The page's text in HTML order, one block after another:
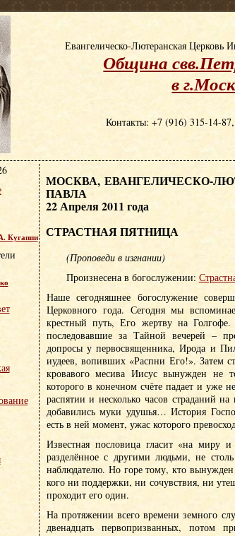
Евангелическо-Лютеранская Церковь
Община
в
Контакты: +7 (916) 315-14-
МОСКВА, ЕВАНГЕЛИЧЕСКО-
ПАВЛА
22 Апреля 2011 года
СТРАСТНАЯ ПЯТНИЦА
(Проповеди в изгнании)
Произнесена в богослужении:
Наше сегодняшнее богослужение
Церковного года. Сегодня мы
крестный путь, Его жертву на
последовавшие за Тайной вечерей –
допросы у первосвященника, Ирода и
иудеев, вопивших «Распни Его!». Затем
кровавого месива Иисус вынужден не
которого в конечном счёте падает и уже
распятии и несколько часов страданий
добавились муки удушья… История
есть в ней момент, ужас которого
Известная пословица гласит «на миру
разделённое с другими людьми, не
наблюдателю. Но горе тому, кто
кого ни поддержки, ни сочувствия, ни
проходит его один.
На протяжении всего времени земного
двенадцать первопризванных, потом
Кугаппи